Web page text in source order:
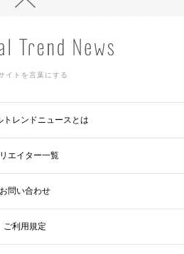
イトを言葉にする
トレンドニュースとは
エイター一覧
お問い合わせ
ご利用規定